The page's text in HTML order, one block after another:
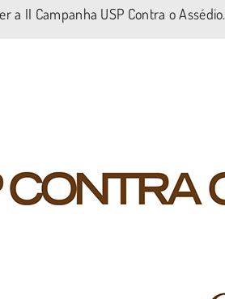
a II Campanha USP Contra o Assédio.